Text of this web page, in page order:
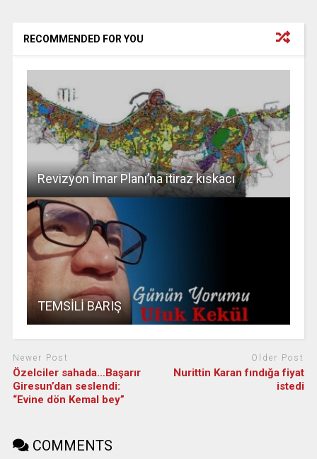
RECOMMENDED FOR YOU
Revizyon İmar Planı’na itiraz kıskacı
TEMSİLİ BARIŞ
Newer Post
Özelciler sahada…Başarır
Giresun’dan seslendi:
“Evine dön Kemal bey”
Older Post
Nurittin Karan fındığa fiyat
istedi
COMMENTS